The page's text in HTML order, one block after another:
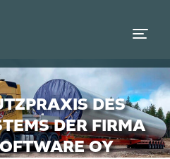
DES
DER FIRMA
OY